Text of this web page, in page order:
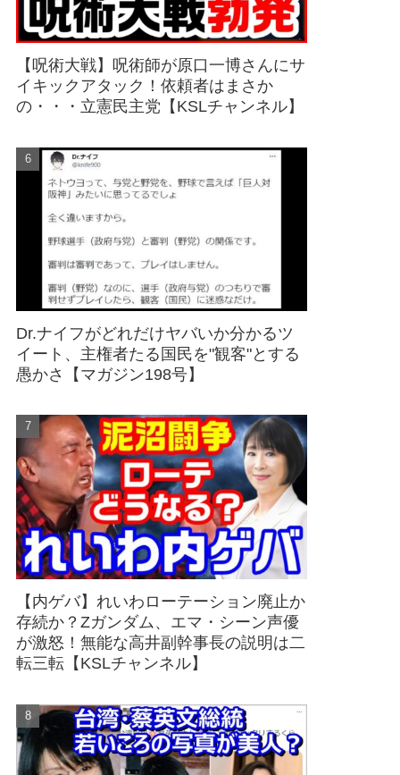
【呪術大戦】呪術師が原口一博さんにサ
イキックアタック！依頼者はまさか
の・・・立憲民主党【KSLチャンネル】
Dr.ナイフがどれだけヤバいか分かるツ
イート、主権者たる国民を"観客"とする
愚かさ【マガジン198号】
【内ゲバ】れいわローテーション廃止か
存続か？Zガンダム、エマ・シーン声優
が激怒！無能な高井副幹事長の説明は二
転三転【KSLチャンネル】